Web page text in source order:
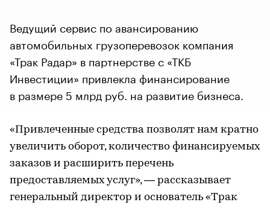
Ведущий сервис по авансированию
автомобильных грузоперевозок компания
«Трак Радар» в партнерстве с «ТКБ
Инвестиции» привлекла финансирование
в размере 5 млрд руб. на развитие бизнеса.
«Привлеченные средства позволят нам кратно
увеличить оборот, количество финансируемых
заказов и расширить перечень
предоставляемых услуг», — рассказывает
генеральный директор и основатель «Трак